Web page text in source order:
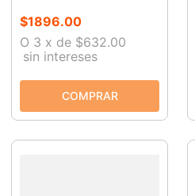
$1896.00
O 3 x de $632.00
sin intereses